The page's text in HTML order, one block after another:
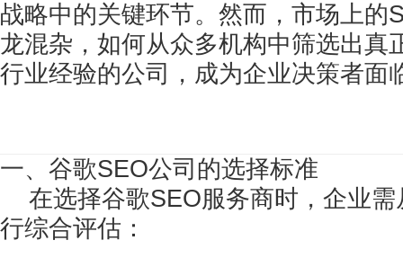
战略中的关键环节。然而，市场上的
龙混杂，如何从众多机构中筛选出真
行业经验的公司，成为企业决策者面
一、谷歌SEO公司的选择标准
在选择谷歌SEO服务商时，企业
行综合评估：